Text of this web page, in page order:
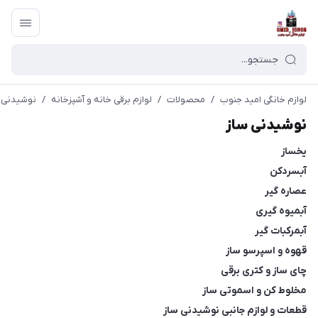
لوازم خانگی امید جنوب / محصولات / لوازم برقی خانه و آشپزخانه / نوشیدنی
نوشیدنی ساز
یخساز
آبسردکن
عصاره گیر
آبمیوه گیری
آبمرکبات گیر
قهوه و اسپرسو ساز
چای ساز و کتری برقی
مخلوط کن و اسموتی ساز
قطعات و لوازم جانبی نوشیدنی ساز